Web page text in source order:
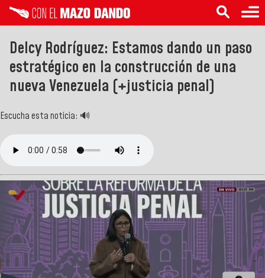
Delcy Rodríguez: Estamos dando un paso
estratégico en la construcción de una
nueva Venezuela (+justicia penal)
Escucha esta noticia: 🔊